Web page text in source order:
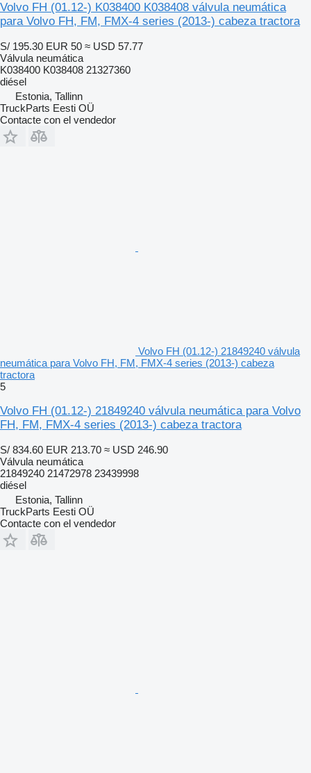
Volvo FH (01.12-) K038400 K038408 válvula neumática
para Volvo FH, FM, FMX-4 series (2013-) cabeza tractora
S/ 195.30 EUR 50 ≈ USD 57.77
Válvula neumática
K038400 K038408 21327360
diésel
Estonia, Tallinn
TruckParts Eesti OÜ
Contacte con el vendedor
Volvo FH (01.12-) 21849240 válvula
neumática para Volvo FH, FM, FMX-4 series (2013-) cabeza
tractora
5
Volvo FH (01.12-) 21849240 válvula neumática para Volvo
FH, FM, FMX-4 series (2013-) cabeza tractora
S/ 834.60 EUR 213.70 ≈ USD 246.90
Válvula neumática
21849240 21472978 23439998
diésel
Estonia, Tallinn
TruckParts Eesti OÜ
Contacte con el vendedor